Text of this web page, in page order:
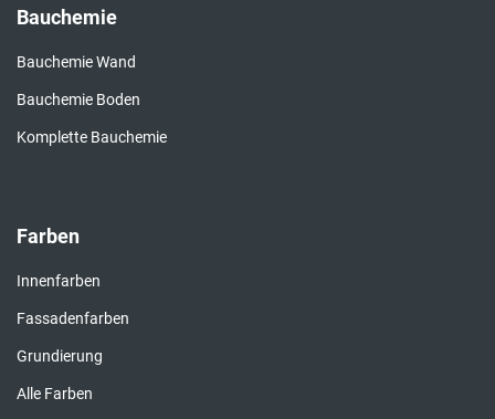
Bauchemie
Bauchemie Wand
Bauchemie Boden
Komplette Bauchemie
Farben
Innenfarben
Fassadenfarben
Grundierung
Alle Farben